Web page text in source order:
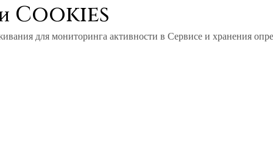
и Cookies
для мониторинга активности в Сервисе и хранения